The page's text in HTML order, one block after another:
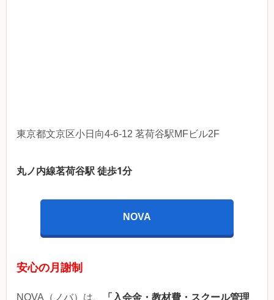
東京都文京区小日向4-6-12 茗荷谷駅MFビル2F
丸ノ内線茗荷谷駅 徒歩1分
NOVA
安心の月謝制
NOVA（ノバ）は、
「入会金・教材費・スクール管理